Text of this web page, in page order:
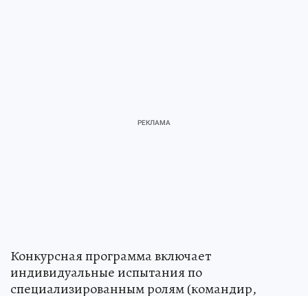
Конкурсная программа включает
индивидуальные испытания по
специализированным ролям (командир,